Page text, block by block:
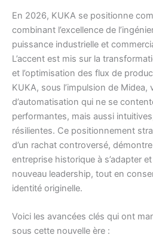
En 2026, KUKA se positionne
combinant l’excellence de
puissance industrielle et
L’accent est mis sur la
et l’optimisation des flux de
KUKA, sous l’impulsion de
d’automatisation qui ne se
performantes, mais aussi
résilientes. Ce positionnement
d’un rachat controversé,
entreprise historique à s’adapter
nouveau leadership, tout en
identité originelle.
Voici les avancées clés qui ont
sous cette nouvelle ère :